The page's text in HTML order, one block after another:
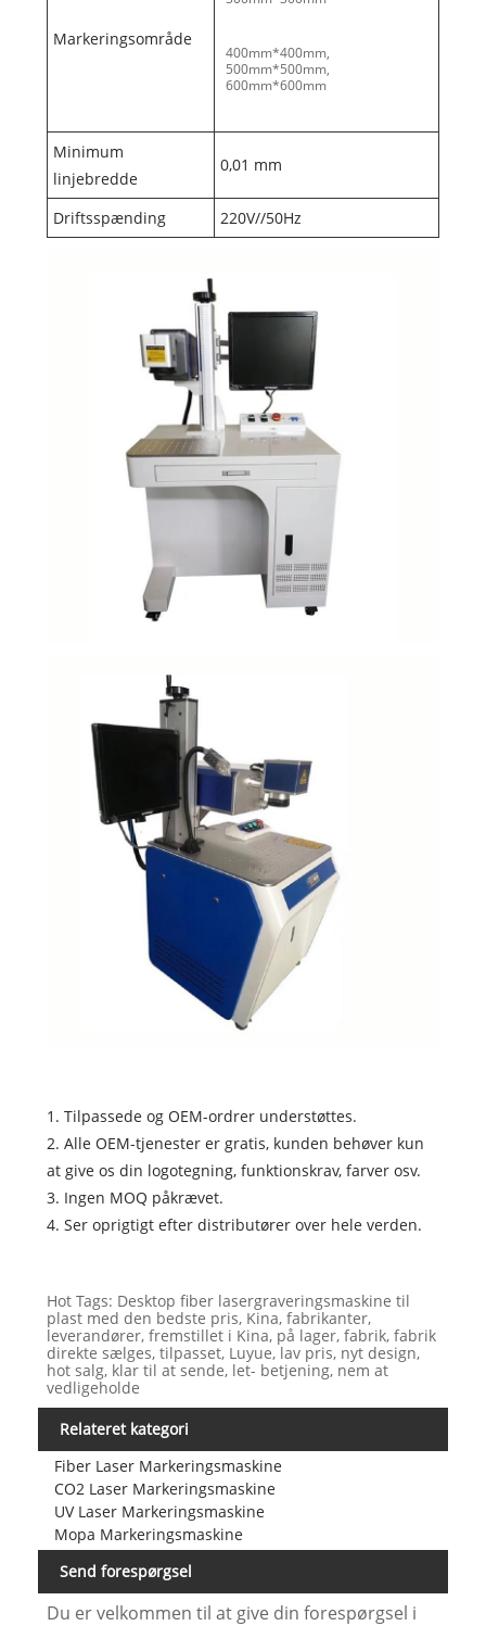
Markeringsområde
400mm*400mm,
500mm*500mm,
600mm*600mm
Minimum
linjebredde
0,01 mm
Driftsspænding 220V//50Hz
1. Tilpassede og OEM-ordrer understøttes.
2. Alle OEM-tjenester er gratis, kunden behøver kun
at give os din logotegning, funktionskrav, farver osv.
3. Ingen MOQ påkrævet.
4. Ser oprigtigt efter distributører over hele verden.
Hot Tags: Desktop fiber lasergraveringsmaskine til
plast med den bedste pris, Kina, fabrikanter,
leverandører, fremstillet i Kina, på lager, fabrik, fabrik
direkte sælges, tilpasset, Luyue, lav pris, nyt design,
hot salg, klar til at sende, let- betjening, nem at
vedligeholde
Relateret kategori
Fiber Laser Markeringsmaskine
CO2 Laser Markeringsmaskine
UV Laser Markeringsmaskine
Mopa Markeringsmaskine
Send forespørgsel
Du er velkommen til at give din forespørgsel i